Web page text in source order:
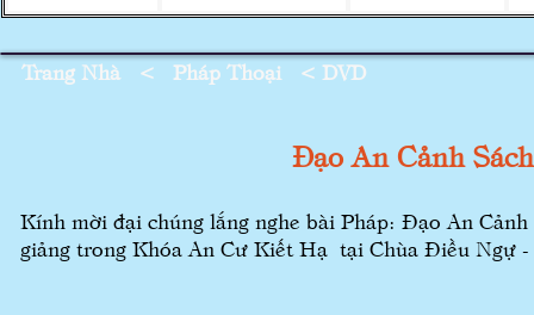
Trang Nhà< Pháp Thoại < DVD
Đạo An Cảnh Sách
Kính mời đại chúng lắng nghe bài Pháp: Đạo An
giảng trong Khóa An Cư Kiết Hạ tại Chùa Điều Ngự -